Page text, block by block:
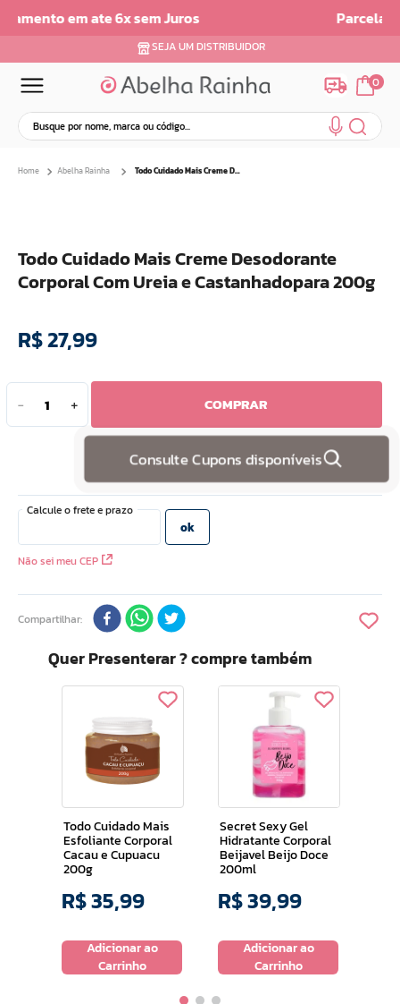
Parcelamento em até 6x sem juros
SEJA UM DISTRIBUIDOR
0
Busque por nome, marca ou código...
Abelha Rainha Todo Cuidado Mais Creme Desodorante Corporal Com Ureia e Castanhadopara 200g
Todo Cuidado Mais Creme Desodorante
Corporal Com Ureia e Castanhadopara 200g
R$27,99
＋
－ COMPRAR
Consulte Cupons disponíveis
Não sei meu CEP
Compartilhar
Quer Presenterar ? compre também
Todo Cuidado Mais
Esfoliante Corporal
Cacau e Cupuacu
200g
R$35,99
Adicionar ao
Carrinho
Secret Sexy Gel
Hidratante Corporal
Beijavel Beijo Doce
200ml
R$39,99
Adicionar ao
Carrinho
4º
bom medico
5º
renovil
7º
batom
10º camiseta